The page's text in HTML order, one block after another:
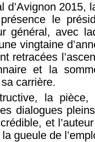
d’Avignon 2015,
le
général, avec
vingtaine
retracées
et la
carrière.
la
dialogues
et
gueule de